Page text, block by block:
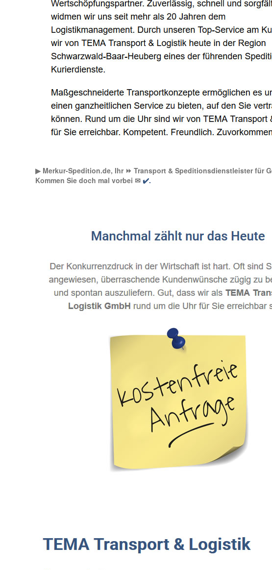
▶︎ Merkur-Spedition.de, Ihr ⏩ Transport & Speditionsdienstleister
Kommen Sie doch mal vorbei ✉ ✔️.